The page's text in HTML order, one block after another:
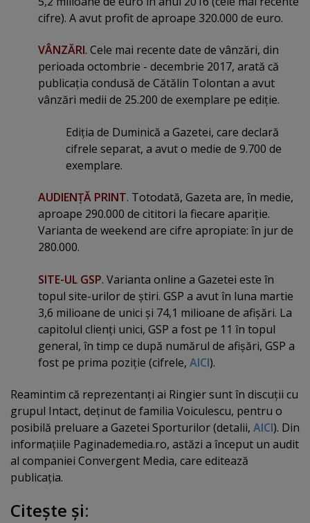
cifre). A avut profit de aproape 320.000 de euro.
VÂNZĂRI. Cele mai recente date de vânzări, din
perioada octombrie - decembrie 2017, arată că
publicaţia condusă de Cătălin Tolontan a avut
vânzări medii de 25.200 de exemplare pe ediţie.
Ediţia de Duminică a Gazetei, care declară
cifrele separat, a avut o medie de 9.700 de
exemplare.
AUDIENŢĂ PRINT. Totodată, Gazeta are, în medie,
aproape 290.000 de cititori la fiecare apariţie.
Varianta de weekend are cifre apropiate: în jur de
280.000.
SITE-UL GSP. Varianta online a Gazetei este în
topul site-urilor de ştiri. GSP a avut în luna martie
3,6 milioane de unici şi 74,1 milioane de afişări. La
capitolul clienţi unici, GSP a fost pe 11 în topul
general, în timp ce după numărul de afişări, GSP a
fost pe prima poziţie (cifrele, AICI).
Reamintim că reprezentanţi ai Ringier sunt în discuţii cu
grupul Intact, deţinut de familia Voiculescu, pentru o
posibilă preluare a Gazetei Sporturilor (detalii, AICI). Din
informaţiile Paginademedia.ro, astăzi a început un audit
al companiei Convergent Media, care editează
publicaţia.
Citeşte şi: